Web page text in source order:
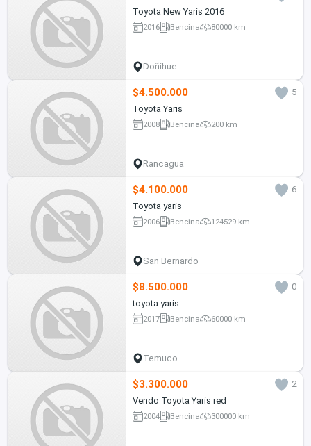
Toyota New Yaris 2016
2016 Bencina 80000 km
Doñihue
$4.500.000
5
Toyota Yaris
2008 Bencina 200 km
Rancagua
$4.100.000
6
Toyota yaris
2006 Bencina 124529 km
San Bernardo
$8.500.000
0
toyota yaris
2017 Bencina 60000 km
Temuco
$3.300.000
2
Vendo Toyota Yaris red
2004 Bencina 300000 km